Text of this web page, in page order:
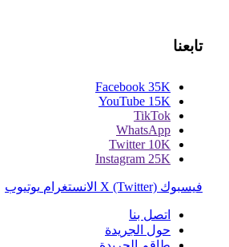
تابعنا
Facebook 35K
YouTube 15K
TikTok
WhatsApp
Twitter 10K
Instagram 25K
فيسبوك X (Twitter) الانستغرام يوتيوب
اتصل بنا
حول الجريدة